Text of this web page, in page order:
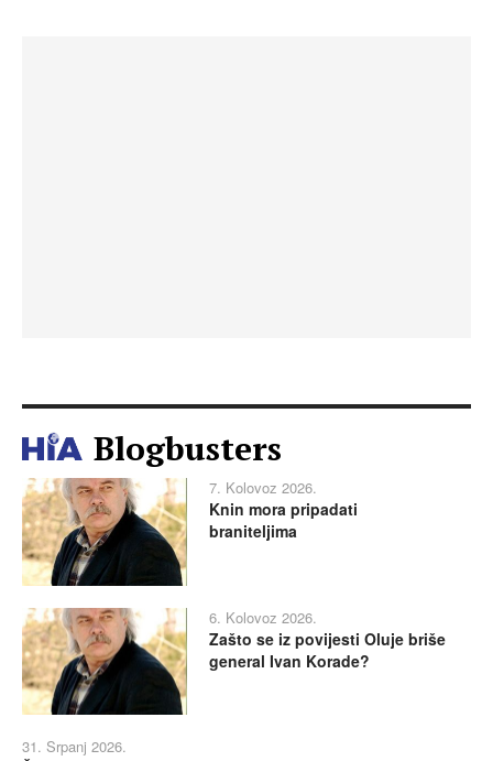
Blogbusters
7. Kolovoz 2026.
Knin mora pripadati
braniteljima
6. Kolovoz 2026.
Zašto se iz povijesti Oluje briše
general Ivan Korade?
31. Srpanj 2026.